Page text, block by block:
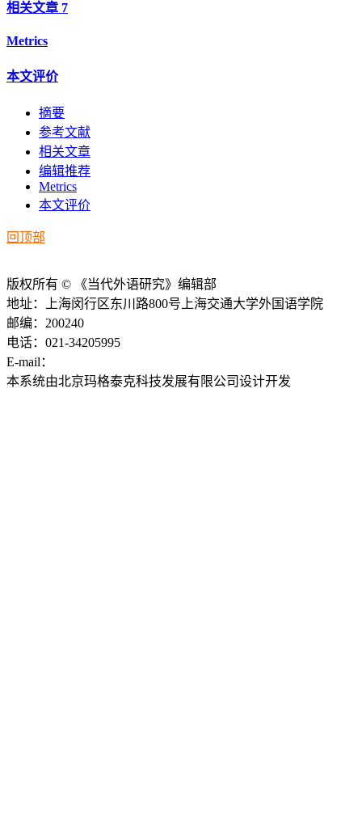
相关文章 7
Metrics
本文评价
摘要
参考文献
相关文章
编辑推荐
Metrics
本文评价
回顶部
版权所有 © 《当代外语研究》编辑部
地址：上海闵行区东川路800号上海交通大学外国语学院
邮编：200240
电话：021-34205995
E-mail：
本系统由北京玛格泰克科技发展有限公司设计开发